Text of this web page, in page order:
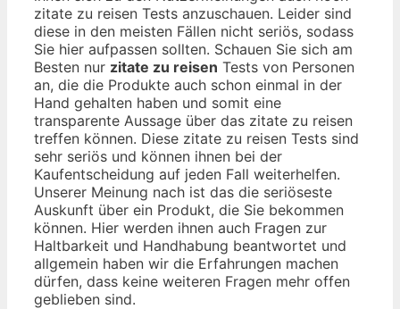
zitate zu reisen Tests anzuschauen. Leider sind
diese in den meisten Fällen nicht seriös, sodass
Sie hier aufpassen sollten. Schauen Sie sich am
Besten nur zitate zu reisen Tests von Personen
an, die die Produkte auch schon einmal in der
Hand gehalten haben und somit eine
transparente Aussage über das zitate zu reisen
treffen können. Diese zitate zu reisen Tests sind
sehr seriös und können ihnen bei der
Kaufentscheidung auf jeden Fall weiterhelfen.
Unserer Meinung nach ist das die seriöseste
Auskunft über ein Produkt, die Sie bekommen
können. Hier werden ihnen auch Fragen zur
Haltbarkeit und Handhabung beantwortet und
allgemein haben wir die Erfahrungen machen
dürfen, dass keine weiteren Fragen mehr offen
geblieben sind.